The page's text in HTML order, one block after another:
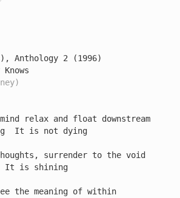
Anthology 2 (1996)
relax and float downstream
It is not dying
surrender to the void
It is shining
the meaning of within